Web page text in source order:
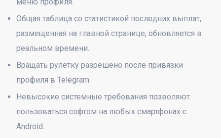
Общая таблица со статистикой последних выплат,
размещенная на главной странице, обновляется в
реальном времени.
Вращать рулетку разрешено после привязки
профиля в Telegram.
Невысокие системные требования позволяют
пользоваться софтом на любых смартфонах с
Android.